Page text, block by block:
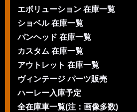
エボリューション 在庫一覧
ショベル 在庫一覧
パンヘッド 在庫一覧
カスタム 在庫一覧
アウトレット 在庫一覧
ヴィンテージ パーツ販売
ハーレー入庫予定
全在庫車一覧(注：画像多数)